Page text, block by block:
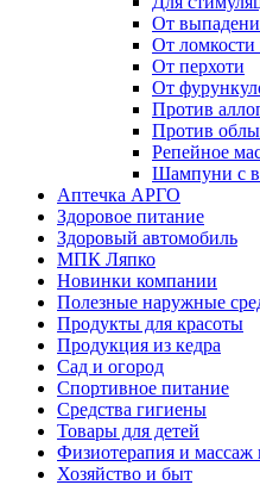
От
От ломкости
От перхоти
От
Против
Против
Репейное
Шампуни с
Аптечка АРГО
Здоровое питание
Здоровый автомобиль
МПК Ляпко
Новинки компании
Полезные наружные
Продукты для красоты
Продукция из кедра
Сад и огород
Спортивное питание
Средства гигиены
Товары для детей
Физиотерапия и массаж
Хозяйство и быт